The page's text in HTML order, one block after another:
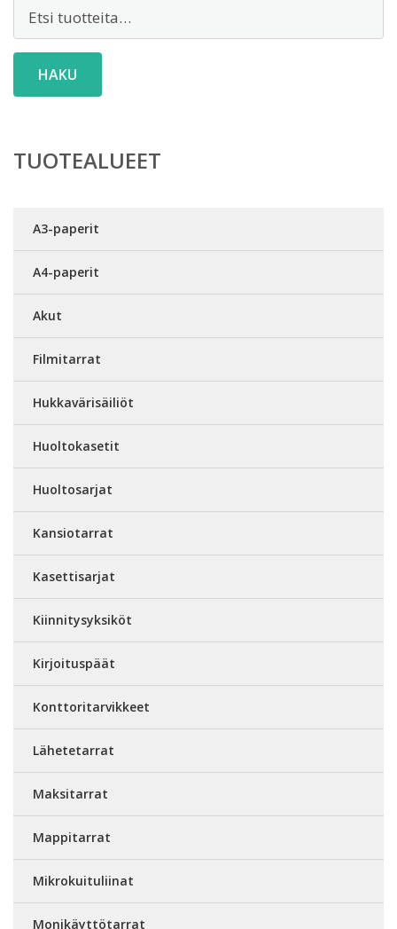
HAKU
TUOTEALUEET
A3-paperit
A4-paperit
Akut
Filmitarrat
Hukkavärisäiliöt
Huoltokasetit
Huoltosarjat
Kansiotarrat
Kasettisarjat
Kiinnitysyksiköt
Kirjoituspäät
Konttoritarvikkeet
Lähetetarrat
Maksitarrat
Mappitarrat
Mikrokuituliinat
Monikäyttötarrat